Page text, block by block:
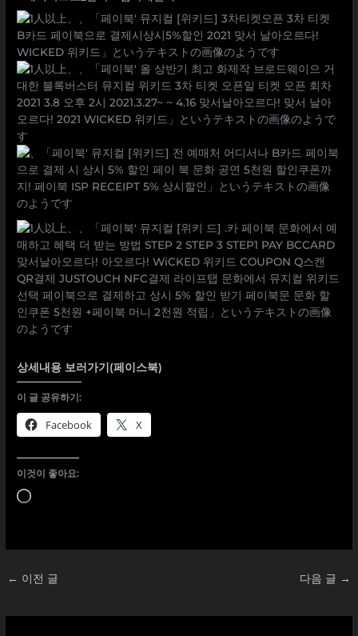
상세내용 보러가기(페이스북)
이 글 공유하기:
Facebook X
이것이 좋아요:
로
← 이전 글 다음 글 →